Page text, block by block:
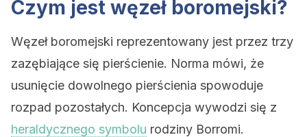
Czym jest węzeł boromejski?
Węzeł boromejski reprezentowany jest przez trzy
zazębiające się pierścienie. Norma mówi, że
usunięcie dowolnego pierścienia spowoduje
rozpad pozostałych. Koncepcja wywodzi się z
heraldycznego symbolu rodziny Borromi.